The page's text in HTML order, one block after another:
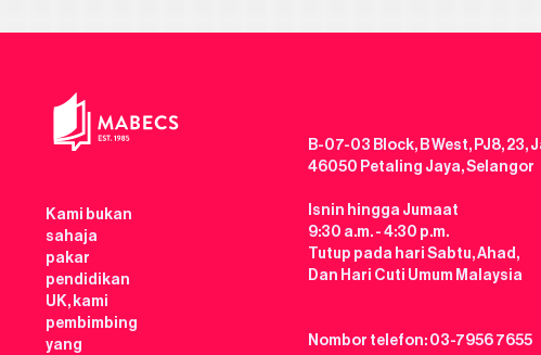
Kami bukan
sahaja
pakar
pendidikan
UK, kami
pembimbing
yang
B-07-03 Block, B West, PJ8,
46050 Petaling Jaya, Selangor
Isnin hingga Jumaat
9:30 a.m. - 4:30 p.m.
Tutup pada hari Sabtu, Ahad,
Dan Hari Cuti Umum Malaysia
Nombor telefon: 03-7956 7655